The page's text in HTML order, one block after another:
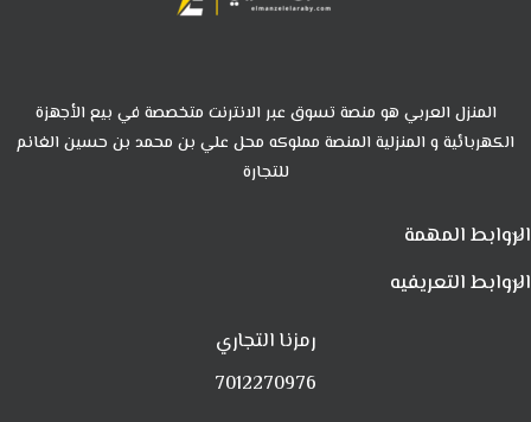
المنزل العربي هو منصة تسوق عبر الانترنت متخصصة في بيع الأجهزة
الكهربائية و المنزلية المنصة مملوكه محل علي بن محمد بن حسين الغانم
للتجارة
الروابط المهمة
الروابط التعريفيه
رمزنا التجاري
7012270976